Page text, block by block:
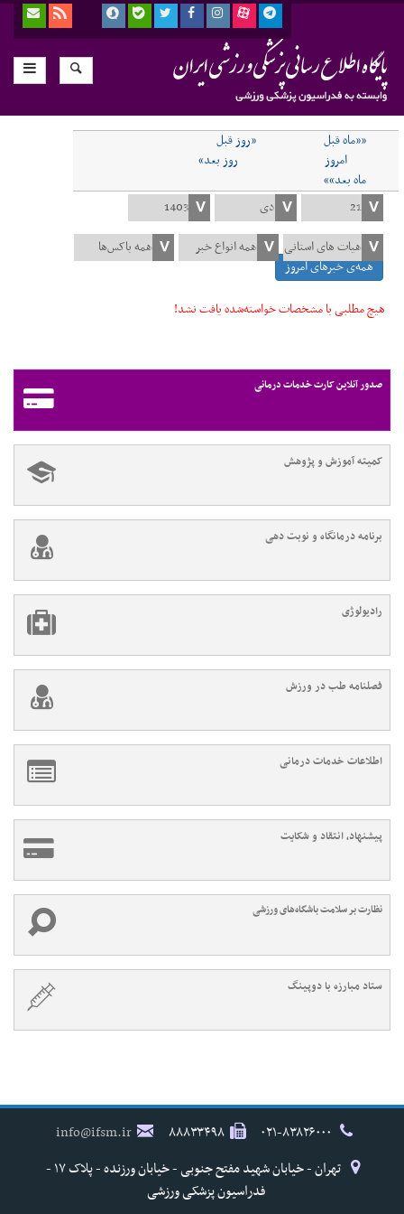
««ماه قبل
«روز قبل
امروز
روز بعد»
ماه بعد»»
همه‌ی خبرهای امروز
هیچ مطلبی با مشخصات خواسته‌شده یافت نشد!
صدور آنلاین کارت خدمات درمانی
کمیته آموزش و پژوهش
برنامه درمانگاه و نوبت دهی
رادیولوژی
فصلنامه طب در ورزش
اطلاعات خدمات درمانی
پیشنهاد، انتقاد و شکایت
نظارت بر سلامت باشگاه‌های ورزشی
ستاد مبارزه با دوپینگ
۸۸۸۳۳۴۹۸
info@ifsm.ir
تهران - خیابان شهید مفتح جنوبی - خیابان ورزنده - پلاک ۱۷ -
فدراسیون پزشکی ورزشی